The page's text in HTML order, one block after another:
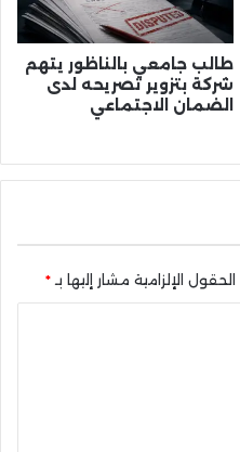
طالب جامعي بالناظور يتهم
شركة بتزوير تصريحه لدى
الضمان الاجتماعي
الحقول الإلزامية مشار إليها بـ*